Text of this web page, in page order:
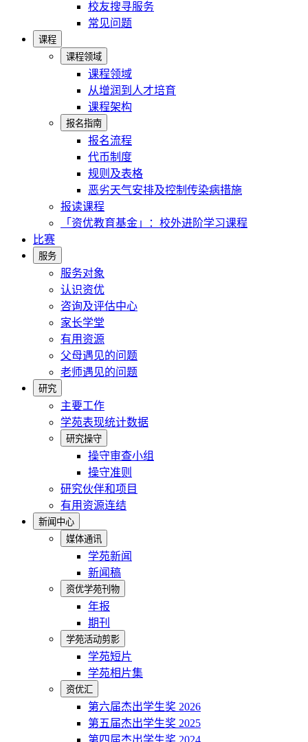
校友搜寻服务
常见问题
课程
课程领域
课程领域
从增润到人才培育
课程架构
报名指南
报名流程
代币制度
规则及表格
恶劣天气安排及控制传染病措施
报读课程
「资优教育基金」：校外进阶学习课程
比赛
服务
服务对象
认识资优
咨询及评估中心
家长学堂
有用资源
父母遇见的问题
老师遇见的问题
研究
主要工作
学苑表现统计数据
研究操守
操守审查小组
操守准则
研究伙伴和项目
有用资源连结
新闻中心
媒体通讯
学苑新闻
新闻稿
资优学苑刊物
年报
期刊
学苑活动剪影
学苑短片
学苑相片集
资优汇
第六届杰出学生奖 2026
第五届杰出学生奖 2025
第四届杰出学生奖 2024